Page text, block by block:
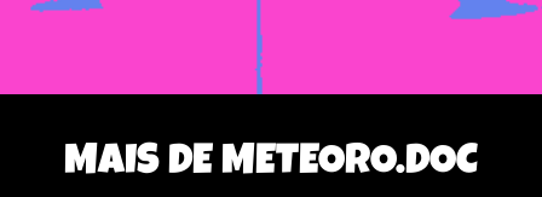
MAIS DE METEORO.DOC